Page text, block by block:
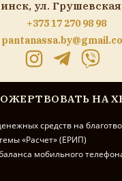
ул.
+375 17 270 98 98
НА
средств на
«Расчет» (ЕРИП)
мобильного